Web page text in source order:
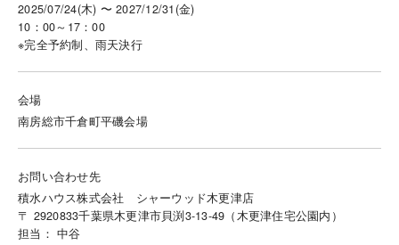
2025/07/24(木) 〜 2027/12/31(金)
10：00～17：00
※完全予約制、雨天決行
会場
南房総市千倉町平磯会場
お問い合わせ先
積水ハウス株式会社 シャーウッド木更津店
〒 2920833千葉県木更津市貝渕3-13-49（木更津住宅公園内）
担当： 中谷